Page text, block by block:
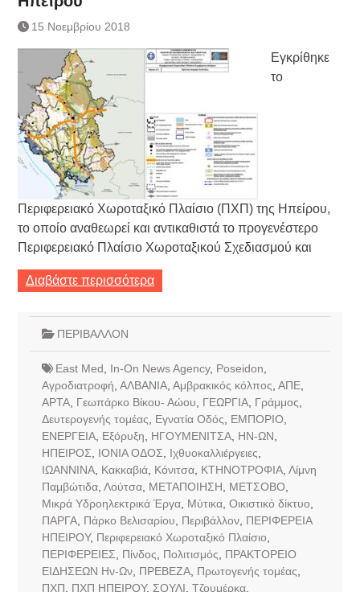
Συναλλάγματος &
Τραπεζογραμματίων 7-3-2019
Τραπεζογραμματίων 4-3-2019
Κάθοδος αγροτών
Δικαιοσύνη
15 Νοεμβρίου 2018
Εγκρίθηκε
το
Περιφερειακό Χωροταξικό Πλαίσιο (ΠΧΠ) της Ηπείρου,
το οποίο αναθεωρεί και αντικαθιστά το προγενέστερο
Περιφερειακό Πλαίσιο Χωροταξικού Σχεδιασμού και
Διαβάστε περισσότερα
ΠΕΡΙΒΑΛΛΟΝ
East Med In-On News Agency, Poseidon
Αγροδιατροφή ΑΛΒΑΝΙΑ, Αμβρακικός κόλπος ΑΠΕ,
ΑΡΤΑ, Γεωπάρκο Βίκου- Αώου ΓΕΩΡΓΙΑ, Γράμμος
Δευτερογενής τομέας
Εγνατία Οδός ΕΜΠΟΡΙΟ
ΕΝΕΡΓΕΙΑ, Εξόρυξη ΗΓΟΥΜΕΝΙΤΣΑ, ΗΝ-ΩΝ
ΗΠΕΙΡΟΣ
ΙΟΝΙΑ ΟΔΟΣ Ιχθυοκαλλιέργειες
ΙΩΑΝΝΙΝΑ, Κακκαβιά, Κόνιτσα, ΚΤΗΝΟΤΡΟΦΙΑ, Λίμνη
Παμβώτιδα, Λούτσα, ΜΕΤΑΠΟΙΗΣΗ ΜΕΤΣΟΒΟ
Μικρά Υδροηλεκτρικά Έργα, Μύτικα, Οικιστικό δίκτυο
ΠΑΡΓΑ, Πάρκο Βελισαρίου Περιβάλλον, ΠΕΡΙΦΕΡΕΙΑ
ΗΠΕΙΡΟΥ, Περιφερειακό Χωροταξικό Πλαίσιο
ΠΕΡΙΦΕΡΕΙΕΣ
Πίνδος Πολιτισμός
ΠΡΑΚΤΟΡΕΙΟ
ΕΙΔΗΣΕΩΝ Ην-Ων, ΠΡΕΒΕΖΑ, Πρωτογενής τομέας
ΠΧΠ
ΠΧΠ ΗΠΕΙΡΟΥ, ΣΟΥΛΙ Τζουμέρκα,